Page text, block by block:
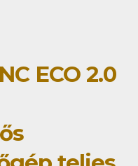
ECO 2.0